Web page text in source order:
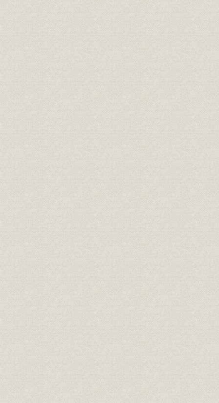
終篇 日本石鹸業発達の諸段階とその現段階における諸問題
第一章 日本石鹸工業発達の諸段階
第二章 日本石鹸工業現段階の諸問題と花王石鹸
附表
年表
索引